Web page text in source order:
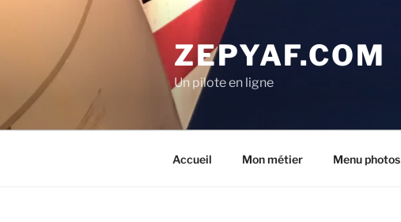
ZEPYAF.COM
Un pilote en ligne
Accueil Mon métier Menu photos